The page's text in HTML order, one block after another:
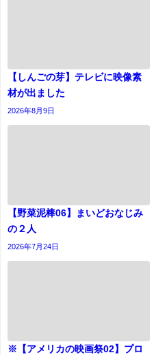
【しんごの芽】テレビに映像素
材が出ました
2026年8月9日
【野菜泥棒06】まいどおなじみ
の２人
2026年7月24日
※【アメリカの映画祭02】プロ